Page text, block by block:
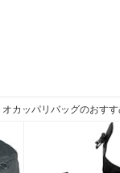
オカッパリバッグのおす